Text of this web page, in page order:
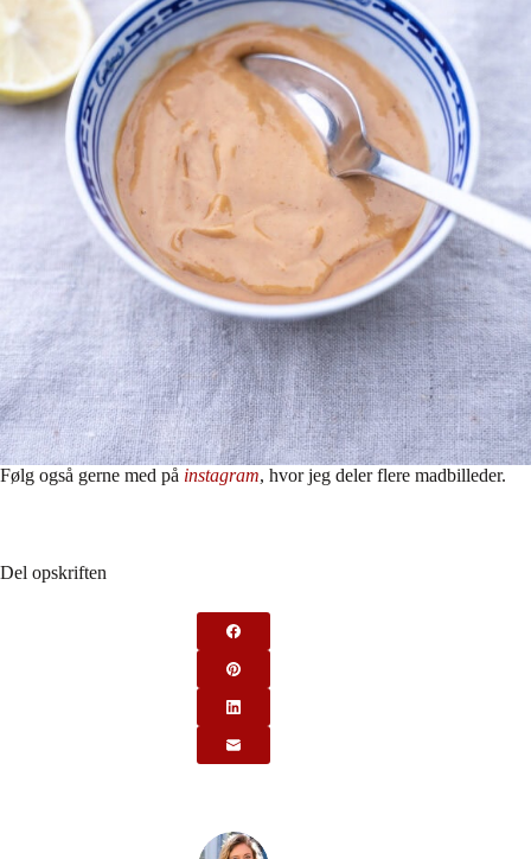
Følg også gerne med på instagram, hvor jeg deler flere madbilleder.
Del opskriften